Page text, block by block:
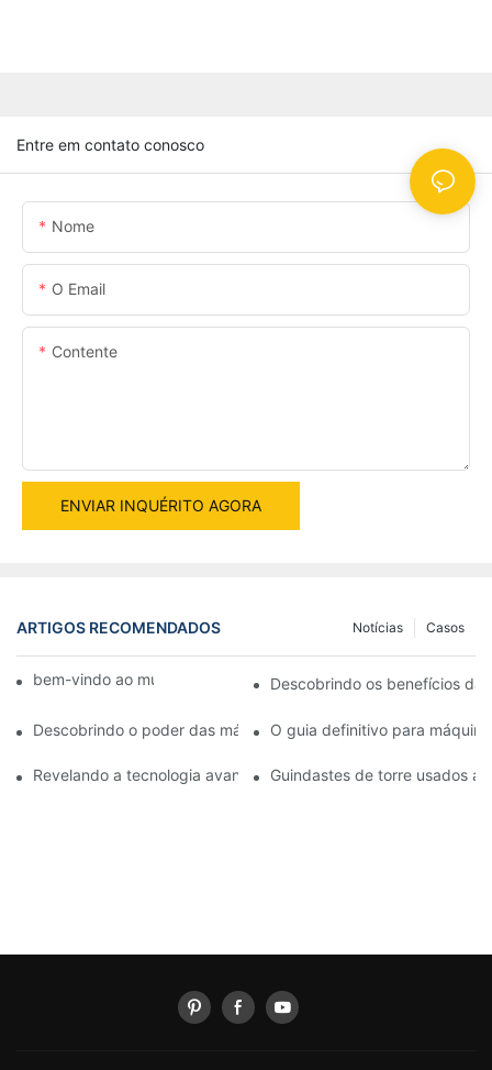
Entre em contato conosco
Nome
O Email
Contente
ENVIAR INQUÉRITO AGORA
ARTIGOS RECOMENDADOS Casos
Notícias
bem-vindo ao mundo das máquinasDescobrindo os benefícios
Descobrindo o poder das máquinas de corte de valas
O guia definitivo para
Revelando a tecnologia avançada de máquinas cortadoras de
Guindastes de torre usados